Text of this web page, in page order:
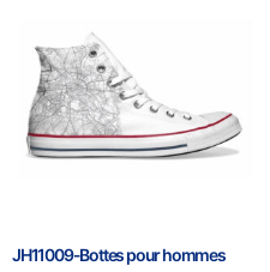
JH11009-Bottes pour hommes